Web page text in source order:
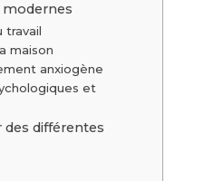
modernes
travail
maison
anxiogène
et
des différentes